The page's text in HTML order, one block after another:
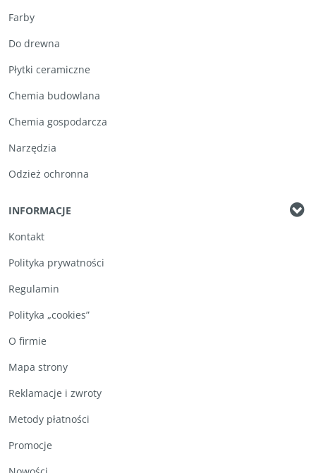
Farby
Do drewna
Płytki ceramiczne
Chemia budowlana
Chemia gospodarcza
Narzędzia
Odzież ochronna
INFORMACJE
Kontakt
Polityka prywatności
Regulamin
Polityka „cookies”
O firmie
Mapa strony
Reklamacje i zwroty
Metody płatności
Promocje